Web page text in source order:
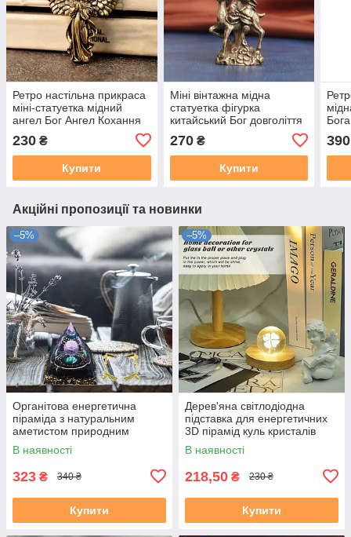
Ретро настільна прикраса
міні-статуетка мідний
ангел Бог Ангел Кохання
230 ₴
Купити
Міні вінтажна мідна
статуетка фігурка
китайський Бог довголіття
прикраса фен-шуй
270₴
Купити
390
Акційні пропозиції та новинки
–5%
Органітова енергетична
піраміда з натуральним
аметистом природним
кристалами Рейкі Чакра
Медитація
В наявності
323 ₴ 340 ₴
Купити
–5%
Дерев'яна світлодіодна
підставка для енергетичних
3D пірамід куль кристалів
Рейкі Чакра Медитація
В наявності
218,50 ₴ 230 ₴
Купити